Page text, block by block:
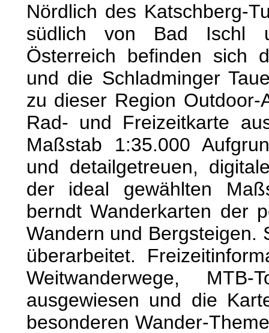
Nördlich des Katschberg-
südlich von Bad Ischl
Österreich befinden sich
und die Schladminger
zu dieser Region Outdoor-
Rad- und Freizeitkarte
Maßstab 1:35.000
und detailgetreuen,
der ideal gewählten
berndt Wanderkarten der
Wandern und Bergsteigen.
überarbeitet.
Weitwanderwege,
ausgewiesen und die
besonderen Wander-